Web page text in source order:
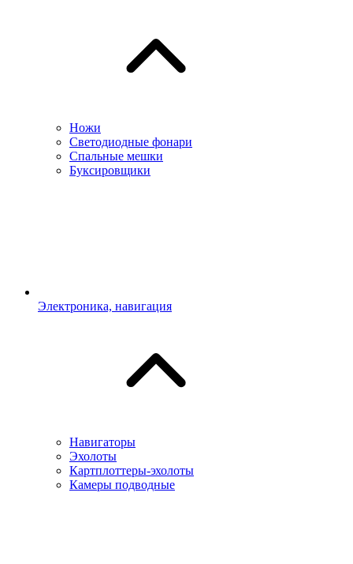
Ножи
Светодиодные фонари
Спальные мешки
Буксировщики
Электроника, навигация
Навигаторы
Эхолоты
Картплоттеры-эхолоты
Камеры подводные